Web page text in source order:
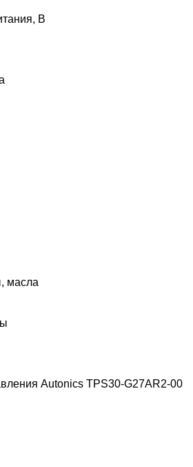
В
масла
Autonics TPS30-G27AR2-00